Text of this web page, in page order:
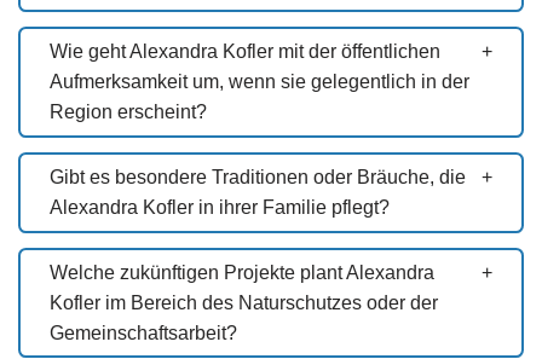
Wie geht Alexandra Kofler mit der öffentlichen
Aufmerksamkeit um, wenn sie gelegentlich in der
Region erscheint?
Gibt es besondere Traditionen oder Bräuche, die
Alexandra Kofler in ihrer Familie pflegt?
Welche zukünftigen Projekte plant Alexandra
Kofler im Bereich des Naturschutzes oder der
Gemeinschaftsarbeit?